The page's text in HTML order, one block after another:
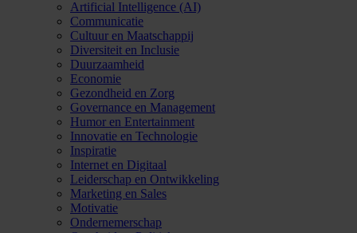
Artificial Intelligence (AI)
Communicatie
Cultuur en Maatschappij
Diversiteit en Inclusie
Duurzaamheid
Economie
Gezondheid en Zorg
Governance en Management
Humor en Entertainment
Innovatie en Technologie
Inspiratie
Internet en Digitaal
Leiderschap en Ontwikkeling
Marketing en Sales
Motivatie
Ondernemerschap